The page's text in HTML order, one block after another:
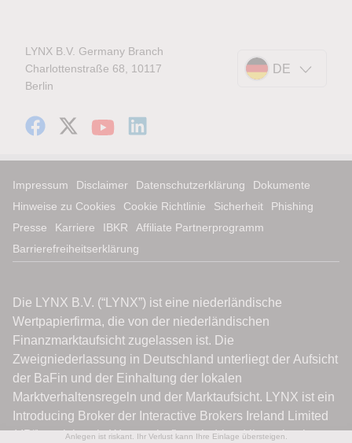
LYNX B.V. Germany Branch
Charlottenstraße 68, 10117
Berlin
DE
Impressum Disclaimer Datenschutzerklärung
Dokumente
Hinweise zu Cookies
Cookie Richtlinie Sicherheit
Phishing
Presse
Karriere IBKR
Affiliate Partnerprogramm
Barrierefreiheitserklärung
Anlegen ist riskant. Ihr Verlust kann Ihre Einlage übersteigen.